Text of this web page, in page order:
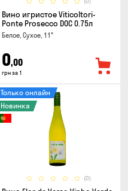
Вино игристое Viticoltori-
Ponte Prosecco DOC 0.75л
Белое, Сухое, 11°
0,00
грн за 1
(0)
Только онлайн
Новинка